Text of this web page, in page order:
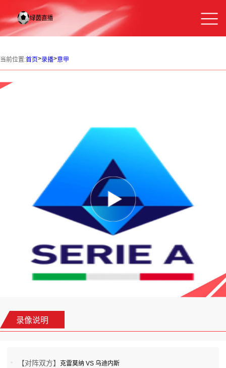
当前位置:首页>录播>意甲
录像说明
【对阵双方】克雷莫纳 VS 乌迪内斯